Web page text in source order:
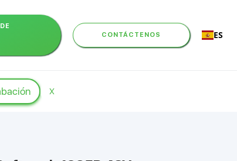
CONTÁCTENOS ES
X